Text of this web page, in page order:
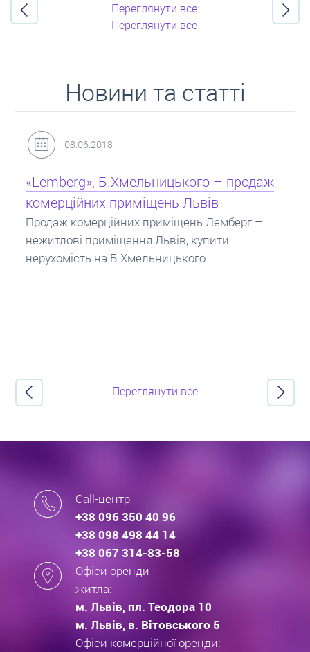
Переглянути все
Переглянути все
Новини та статті
31.05.2018
Кредит під заставу нерухомості: іпотека
Іпотека на квартиру – кредит на житло під
заставу нерухомості. Купити в іпотеку – що
потрібно знати? Консультація від Експертів
про іпотечні кредити.
Переглянути все
Call-центр
+38 096 350 40 96
+38 098 498 44 14
+38 067 314-83-58
Офіси оренди
житла:
м. Львів, пл. Теодора 10
м. Львів, в. Вітовського 5
Офіси комерційної оренди: